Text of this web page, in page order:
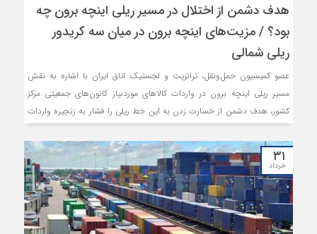
هدف دشمن از اختلال در مسیر ریلی اینچه برون چه
بود؟ / مزیت‌های اینچه برون در میان سه کریدور
ریلی شمالی
عضو کمیسیون حمل‌ونقل، ترانزیت و لجستیک اتاق ایران با اشاره به نقش
مسیر ریلی اینچه برون در واردات کالاهای موردنیاز کانون‌های جمعیتی مرکز
کشور، هدف دشمن از خسارت زدن به این خط ریلی را فشار به زنجیره واردات
۳۱
خرداد